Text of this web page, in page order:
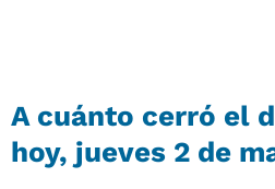
A cuánto cerró el
hoy, jueves 2 de